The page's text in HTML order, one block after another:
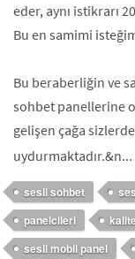
eder, aynı istikrarı
Bu en samimi
Bu beraberliğin ve
sohbet panellerine
gelişen çağa
uydurmaktadır.&n...
sesli sohbet
panelcileri
sesli mobil panel